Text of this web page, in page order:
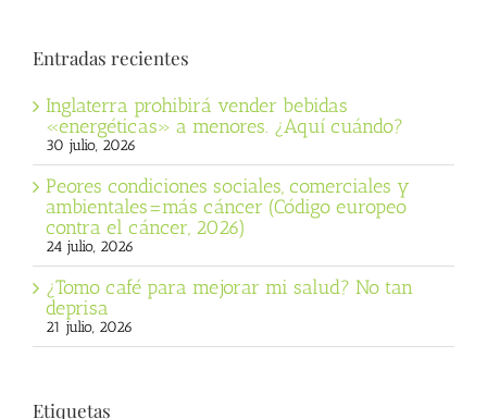
Entradas recientes
Inglaterra prohibirá vender bebidas
«energéticas» a menores. ¿Aquí cuándo?
30 julio, 2026
Peores condiciones sociales, comerciales y
ambientales=más cáncer (Código europeo
contra el cáncer, 2026)
24 julio, 2026
¿Tomo café para mejorar mi salud? No tan
deprisa
21 julio, 2026
Etiquetas